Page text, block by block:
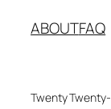
ABOUTFAQ
Twenty